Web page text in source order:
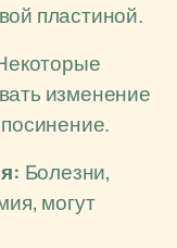
пластиной.
изменение
Болезни,
могут